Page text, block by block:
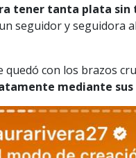
tener tanta plata
seguidor y seguidora
quedó con los brazos
mediante